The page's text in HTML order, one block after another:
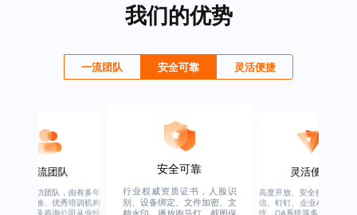
我们的优势
一流团队 安全可靠 灵活便捷
一流团队
星客户成功团队，由有多年
业从业经验、优秀培训机构
业经验，及咨询公司从业经
安全可靠
行业权威资质证书，人脸识
别、设备绑定、文件加密、文
灵活便捷
高度开放、安全接口、支持
信、钉钉、企业APP、HER
统、OA系统等多系统集成